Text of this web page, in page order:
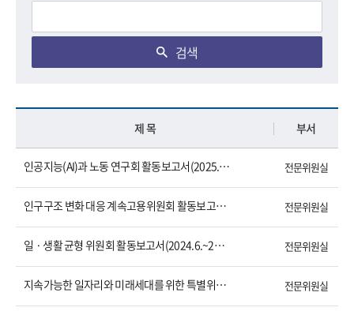
검색
제 목 부서
인공지능(AI)과 노동 연구회 활동보고서(2025.1.~2025.11.) 전문위원실
인구구조 변화 대응 계속고용위원회 활동보고서(2024.6.~2025.6.) 전문위원실
일 · 생활 균형 위원회 활동보고서(2024.6.~2025.6.) 전문위원실
지속가능한 일자리와 미래세대를 위한 특별위원회 활동보고서(2024.5.~2025.2.) 전문위원실